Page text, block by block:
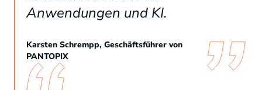
Anwendungen und KI.
Karsten Schrempp, Geschäftsführer von
PANTOPIX